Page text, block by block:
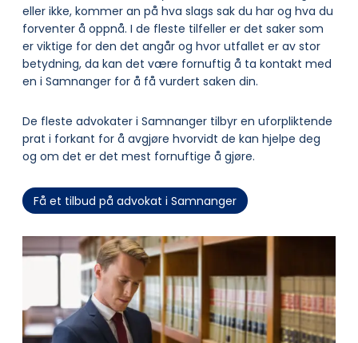
eller ikke, kommer an på hva slags sak du har og hva du
forventer å oppnå. I de fleste tilfeller er det saker som
er viktige for den det angår og hvor utfallet er av stor
betydning, da kan det være fornuftig å ta kontakt med
en i Samnanger for å få vurdert saken din.
De fleste advokater i Samnanger tilbyr en uforpliktende
prat i forkant for å avgjøre hvorvidt de kan hjelpe deg
og om det er det mest fornuftige å gjøre.
Få et tilbud på advokat i Samnanger